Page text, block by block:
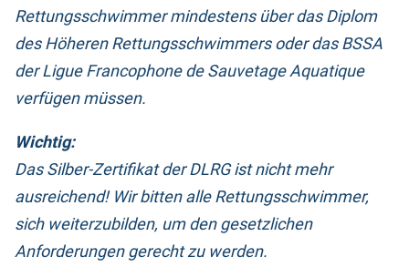
Rettungsschwimmer mindestens über das Diplom
des Höheren Rettungsschwimmers oder das BSSA
der Ligue Francophone de Sauvetage Aquatique
verfügen müssen.
Wichtig:
Das Silber-Zertifikat der DLRG ist nicht mehr
ausreichend! Wir bitten alle Rettungsschwimmer,
sich weiterzubilden, um den gesetzlichen
Anforderungen gerecht zu werden.